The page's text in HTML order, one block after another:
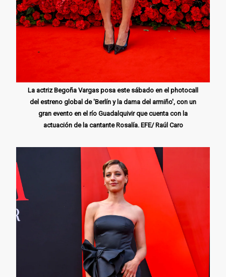
La actriz Begoña Vargas posa este sábado en el photocall
del estreno global de 'Berlín y la dama del armiño', con un
gran evento en el río Guadalquivir que cuenta con la
actuación de la cantante Rosalía. EFE/ Raúl Caro